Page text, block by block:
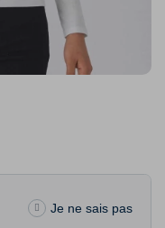
Je ne sais pas